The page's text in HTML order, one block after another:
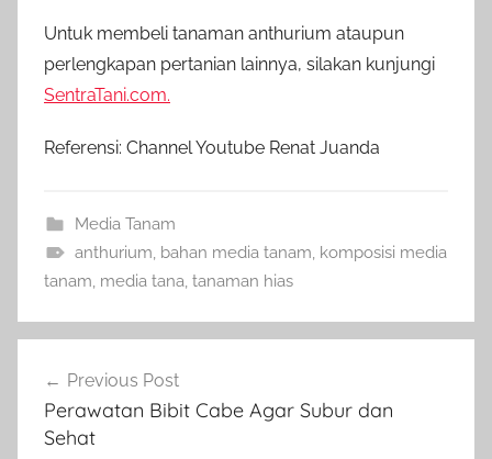
Untuk membeli tanaman anthurium ataupun
perlengkapan pertanian lainnya, silakan kunjungi
SentraTani.com.
Referensi: Channel Youtube Renat Juanda
Media Tanam
anthurium, bahan media tanam, komposisi media
tanam, media tana, tanaman hias
pos
Previous Post
Perawatan Bibit Cabe Agar Subur dan
Sehat